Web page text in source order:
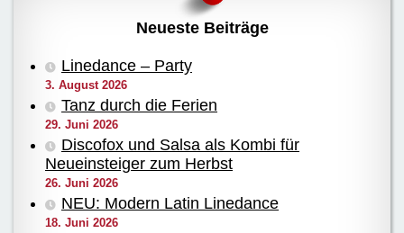
Neueste Beiträge
Linedance – Party
3. August 2026
Tanz durch die Ferien
29. Juni 2026
Discofox und Salsa als Kombi für
Neueinsteiger zum Herbst
26. Juni 2026
NEU: Modern Latin Linedance
18. Juni 2026